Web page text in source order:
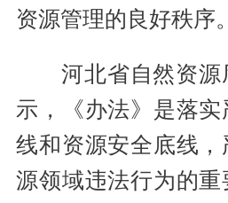
资源管理的良好秩序。
河北省自然资源
示，《办法》是落
线和资源安全底线
源领域违法行为的重